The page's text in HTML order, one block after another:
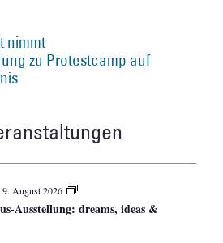
nimmt
zu Protestcamp auf
9. August 2026
Ausstellung: dreams, ideas &